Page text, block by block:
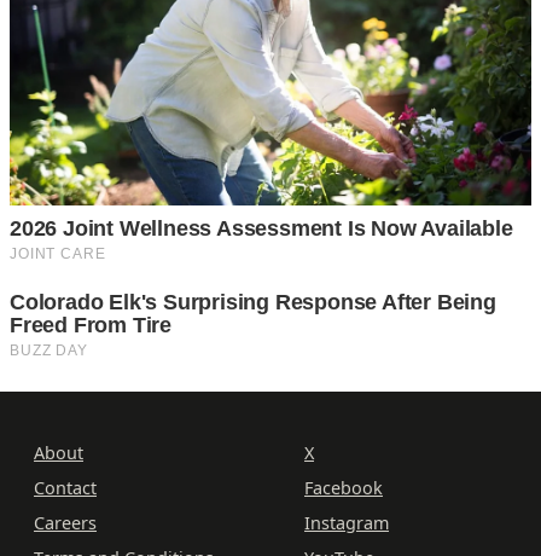
About
Contact
Careers
X
Facebook
Instagram